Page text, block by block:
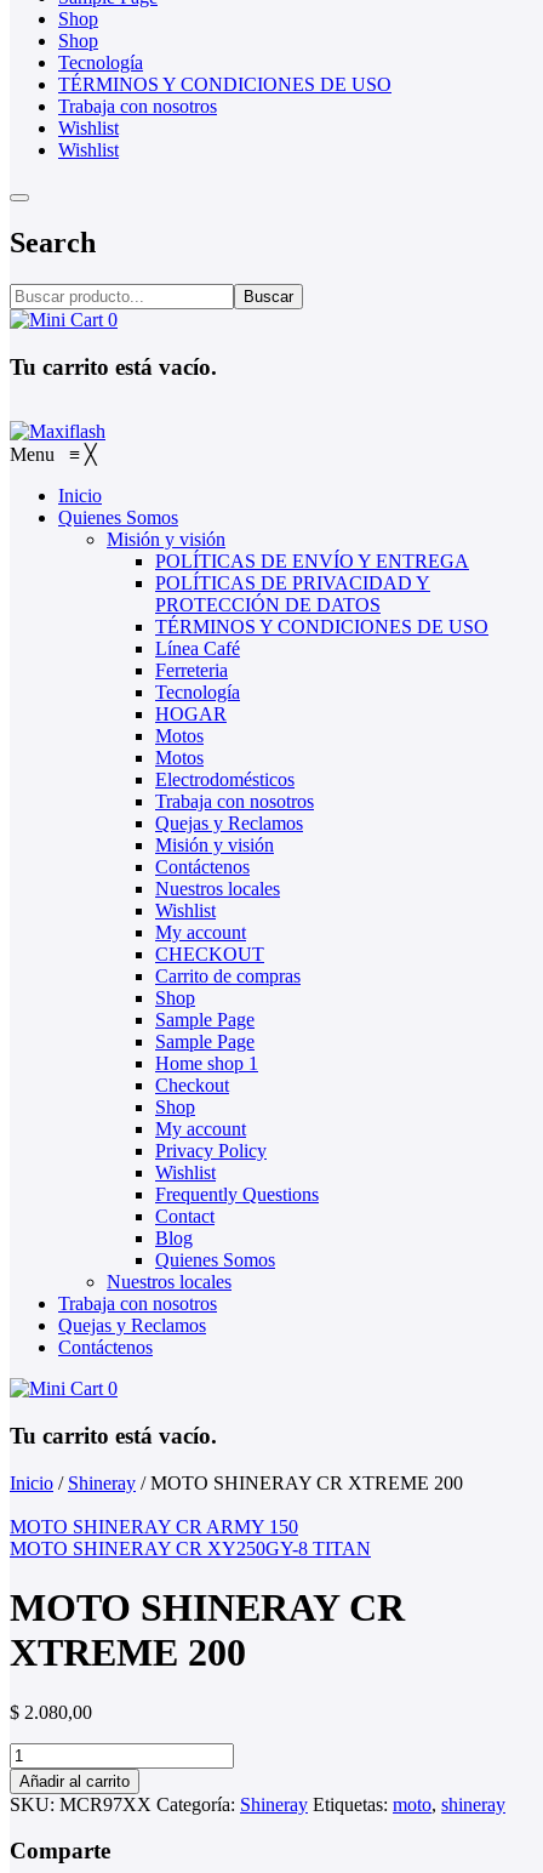
Shop
Shop
Tecnología
TÉRMINOS Y CONDICIONES DE USO
Trabaja con nosotros
Wishlist
Wishlist
Search
Buscar
0
Tu carrito está vacío.
Menu ≡ ╳
Inicio
Quienes Somos
Misión y visión
POLÍTICAS DE ENVÍO Y ENTREGA
POLÍTICAS DE PRIVACIDAD Y
PROTECCIÓN DE DATOS
TÉRMINOS Y CONDICIONES DE USO
Línea Café
Ferreteria
Tecnología
HOGAR
Motos
Motos
Electrodomésticos
Trabaja con nosotros
Quejas y Reclamos
Misión y visión
Contáctenos
Nuestros locales
Wishlist
My account
CHECKOUT
Carrito de compras
Shop
Sample Page
Sample Page
Home shop 1
Checkout
Shop
My account
Privacy Policy
Wishlist
Frequently Questions
Contact
Blog
Quienes Somos
Nuestros locales
Trabaja con nosotros
Quejas y Reclamos
Contáctenos
0
Tu carrito está vacío.
Inicio / Shineray /MOTO SHINERAY CR XTREME 200
MOTO SHINERAY CR ARMY 150
MOTO SHINERAY CR XY250GY-8 TITAN
MOTO SHINERAY CR
XTREME 200
$ 2.080,00
MOTO
SHINERAY
CR
XTREME
200
cantidad
Añadir al carrito
SKU: MCR97XX Categoría: Shineray Etiquetas: moto, shineray
Comparte